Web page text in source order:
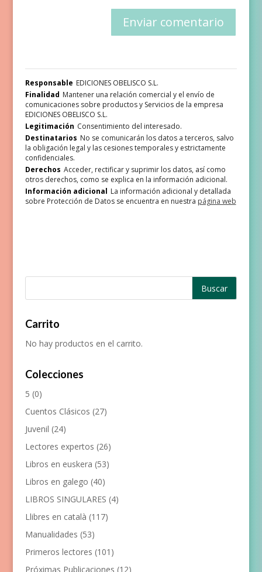
Responsable EDICIONES OBELISCO S.L.
Finalidad Mantener una relación comercial y el envío de
comunicaciones sobre productos y Servicios de la empresa
EDICIONES OBELISCO S.L.
Legitimación Consentimiento del interesado.
Destinatarios No se comunicarán los datos a terceros, salvo
la obligación legal y las cesiones temporales y estrictamente
confidenciales.
Derechos Acceder, rectificar y suprimir los datos, así como
otros derechos, como se explica en la información adicional.
Información adicional La información adicional y detallada
sobre Protección de Datos se encuentra en nuestra página web
Carrito
No hay productos en el carrito.
Colecciones
5 (0)
Cuentos Clásicos (27)
Juvenil (24)
Lectores expertos (26)
Libros en euskera (53)
Libros en galego (40)
LIBROS SINGULARES (4)
Llibres en català (117)
Manualidades (53)
Primeros lectores (101)
Próximas Publicaciones (12)